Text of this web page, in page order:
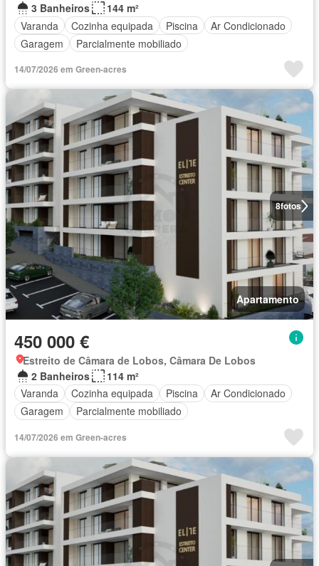
3 Banheiros
144 m²
Varanda
Cozinha equipada Piscina
Ar Condicionado
Garagem
Parcialmente mobiliado
14/07/2026 em Green-acres
8fotos
Apartamento
450 000 €
Estreito de Câmara de Lobos, Câmara De Lobos
2 Banheiros
114 m²
Varanda
Cozinha equipada Piscina
Ar Condicionado
Garagem
Parcialmente mobiliado
14/07/2026 em Green-acres